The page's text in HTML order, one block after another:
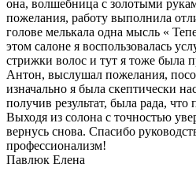
она, волшебница с золотыми
пожелания, работу выполнила
голове мелькала одна мысль «
этом салоне я воспользовалась
стрижки волос и тут я тоже была
Антон, выслушал пожелания,
изначально я была скептически
получив результат, была рада,
Выходя из солона с точностью
вернусь снова. Спасибо
профессионализм!
Павлюк Елена